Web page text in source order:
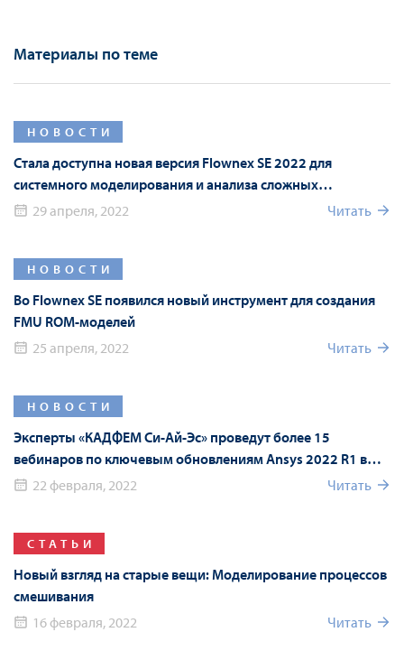
Материалы по теме
НОВОСТИ
Стала доступна новая версия Flownex SE 2022 для
системного моделирования и анализа сложных
гидравлических систем
29 апреля, 2022 Читать
НОВОСТИ
Во Flownex SE появился новый инструмент для создания
FMU ROM-моделей
25 апреля, 2022
Читать
НОВОСТИ
Эксперты «КАДФЕМ Си-Ай-Эс» проведут более 15
вебинаров по ключевым обновлениям Ansys 2022 R1 в
рамках Форума Ansys
22 февраля, 2022 Читать
СТАТЬИ
Новый взгляд на старые вещи: Моделирование процессов
смешивания
16 февраля, 2022
Читать